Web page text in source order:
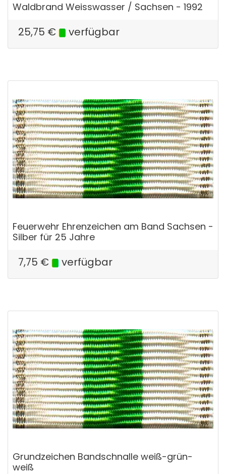
Waldbrand Weisswasser / Sachsen - 1992
25,75 € verfügbar
Feuerwehr Ehrenzeichen am Band Sachsen -
Silber für 25 Jahre
7,75 € verfügbar
Grundzeichen Bandschnalle weiß-grün-
weiß